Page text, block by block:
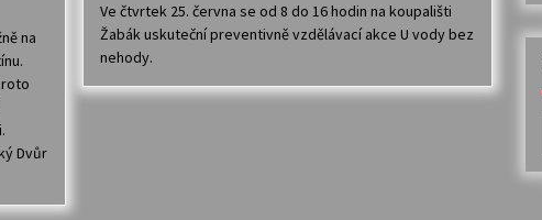
na
Dvůr
Ve čtvrtek 25. června se od 8 do 16 hodin na koupališti
Žabák uskuteční preventivně vzdělávací akce U vody bez
nehody.